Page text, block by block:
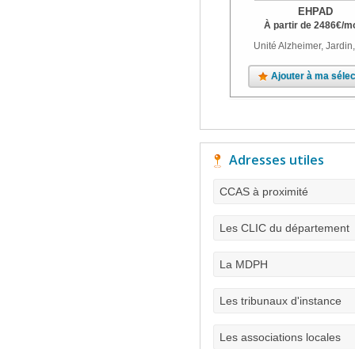
EHPAD
À partir de 2486€/
Unité Alzheimer,
Ajouter à ma
Adresses utiles
CCAS à proximité
Les CLIC du département
La MDPH
Les tribunaux d'instance
Les associations locales